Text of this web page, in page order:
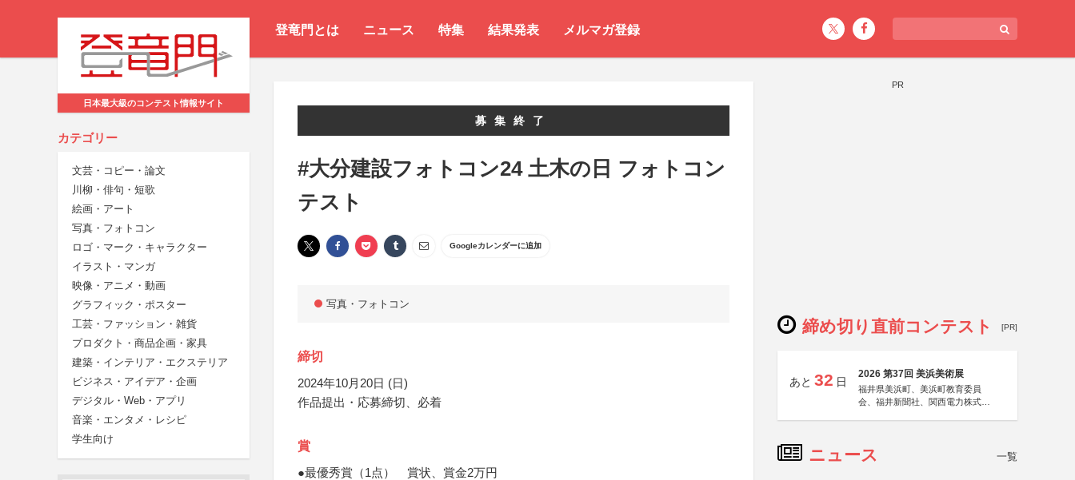
登竜門とは ニュース 特集 結果発表 メルマガ登録
日本最大級のコンテスト情報サイト
カテゴリー
文芸・コピー・論文
川柳・俳句・短歌
絵画・アート
写真・フォトコン
ロゴ・マーク・キャラクター
イラスト・マンガ
映像・アニメ・動画
グラフィック・ポスター
工芸・ファッション・雑貨
プロダクト・商品企画・家具
建築・インテリア・エクステリア
ビジネス・アイデア・企画
デジタル・Web・アプリ
音楽・エンタメ・レシピ
学生向け
募集終了
#大分建設フォトコン24 土木の日 フォトコン
テスト
Googleカレンダーに追加
写真・フォトコン
締切
2024年10月20日 (日)
作品提出・応募締切、必着
賞
●最優秀賞（1点） 賞状、賞金2万円
PR
締め切り直前コンテスト [PR]
あと 32 日
2026 第37回 美浜美術展
福井県美浜町、美浜町教育委員
会、福井新聞社、関西電力株式会
ニュース 一覧